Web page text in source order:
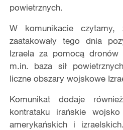
powietrznych.
W komunikacie czytamy,
zaatakowały tego dnia
Izraela za pomocą
m.in. baza sił
liczne obszary wojskowe
Komunikat dodaje
kontrataku irańskie
amerykańskich i